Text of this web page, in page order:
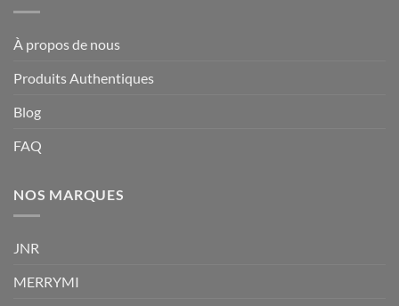
À propos de nous
Produits Authentiques
Blog
FAQ
NOS MARQUES
JNR
MERRYMI